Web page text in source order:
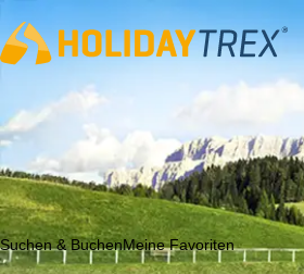
Abonnieren Sie unseren
Suchen & BuchenMeine Favoriten